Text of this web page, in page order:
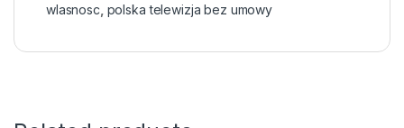
wlasnosc polska telewizja bez umowy